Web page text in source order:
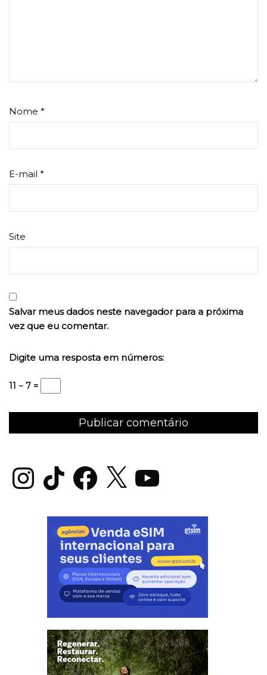
Nome *
E-mail *
Site
Salvar meus dados neste navegador para a próxima
vez que eu comentar.
Digite uma resposta em números:
11 − 7 =
InstagramTikTok Facebook
X YouTube